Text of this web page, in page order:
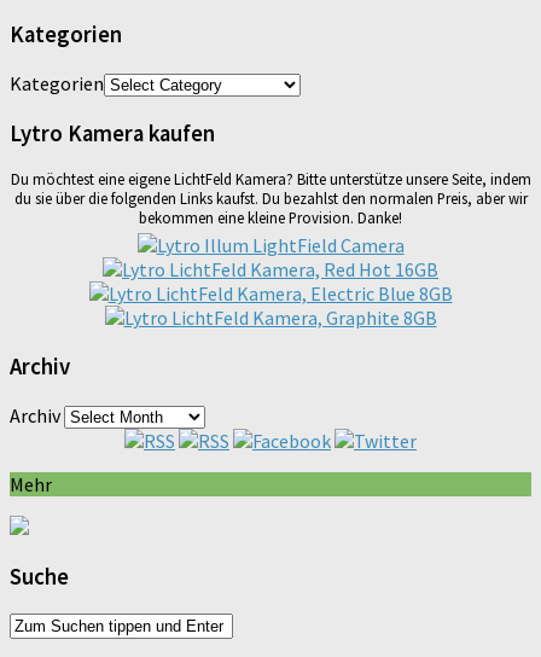
Kategorien
Kategorien
Lytro Kamera kaufen
Du möchtest eine eigene LichtFeld Kamera? Bitte unterstütze unsere Seite, indem
du sie über die folgenden Links kaufst. Du bezahlst den normalen Preis, aber wir
bekommen eine kleine Provision. Danke!
Archiv
Archiv
Mehr
Suche